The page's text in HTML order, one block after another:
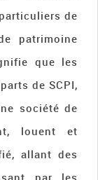
de
patrimoine
que les
de SCPI,
société de
louent et
allant des
par les